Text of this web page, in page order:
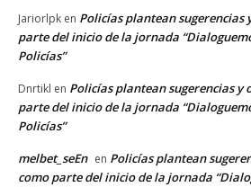
Jariorlpk en Policías plantean sugerencias
parte del inicio de la jornada
Policías”
Dnrtikl en Policías plantean sugerencias y
parte del inicio de la jornada
Policías”
melbet_seEn en Policías plantean
como parte del inicio de la jornada